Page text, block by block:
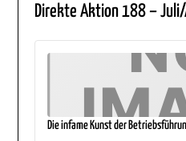
Direkte Aktion 188 –
Die infame Kunst der